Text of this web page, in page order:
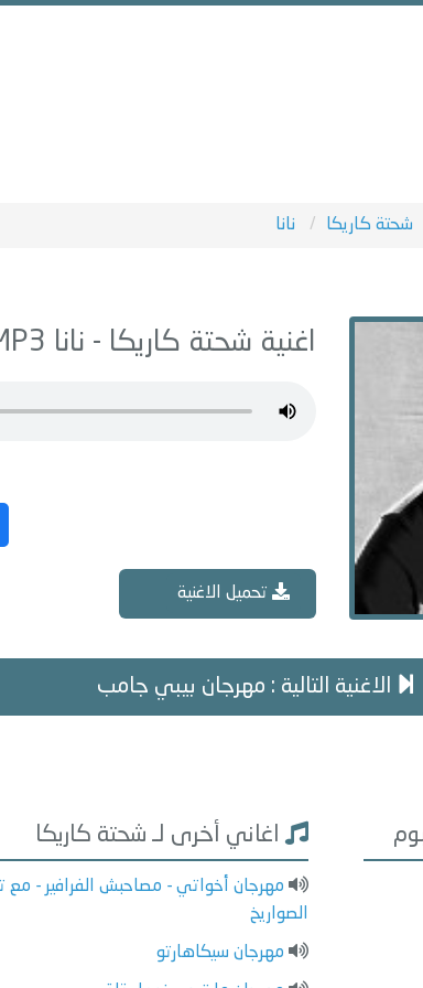
شحتة كاريكا نانا
اغنية شحتة كاريكا - نانا
تحميل الاغنية
الاغنية التالية : مهرجان بيبي جامب
اغاني أخرى لـ شحتة كاريكا
مهرجان أخواتي - مصاحبش الفرافير - مع
الصواريخ
مهرجان سيكاهارتو